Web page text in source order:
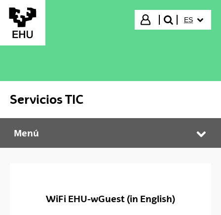
Saltar al contenido principal
Iniciar sesión
buscar"
ES
Servicios TIC
Servicios TIC
Menú
WiFi EHU-wGuest (in English)